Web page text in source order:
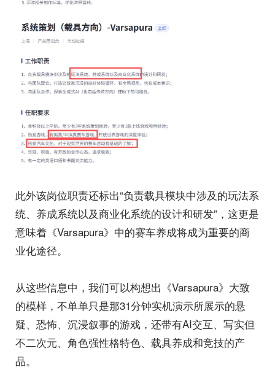
此外该岗位职责还标出“负责载具模块中涉及的玩法系
统、养成系统以及商业化系统的设计和研发”，这更是
意味着《Varsapura》中的赛车养成将成为重要的商
业化途径。
从这些信息中，我们可以构想出《Varsapura》大致
的模样，不单单只是那31分钟实机演示所展示的悬
疑、恐怖、沉浸叙事的游戏，还带有AI交互、写实但
不二次元、角色强性格特色、载具养成和竞技的产
品。